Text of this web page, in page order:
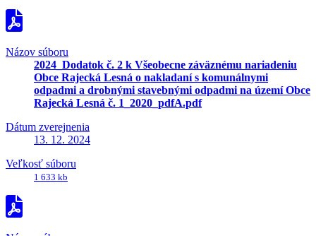
Názov súboru
2024_Dodatok č. 2 k Všeobecne záväznému nariadeniu
Obce Rajecká Lesná o nakladaní s komunálnymi
odpadmi a drobnými stavebnými odpadmi na území Obce
Rajecká Lesná č. 1_2020_pdfA.pdf
Dátum zverejnenia
13. 12. 2024
Veľkosť súboru
1 633 kb